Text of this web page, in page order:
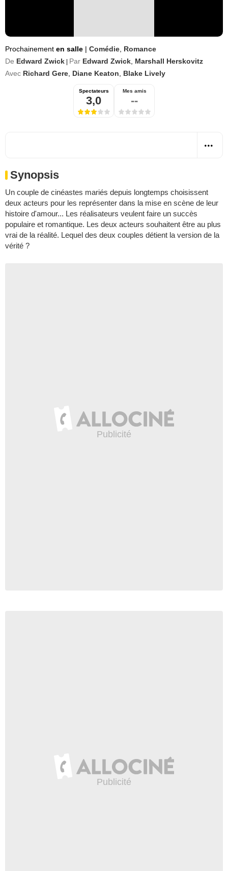
Prochainement en salle | Comédie Romance
De Edward Zwick Par Edward Zwick Marshall Herskovitz
Avec Richard Gere Diane Keaton Blake Lively
Spectateurs
3,0
Mes amis
--
Synopsis
Un couple de cinéastes mariés depuis longtemps choisissent
deux acteurs pour les représenter dans la mise en scène de leur
histoire d'amour... Les réalisateurs veulent faire un succès
populaire et romantique. Les deux acteurs souhaitent être au plus
vrai de la réalité. Lequel des deux couples détient la version de la
vérité ?